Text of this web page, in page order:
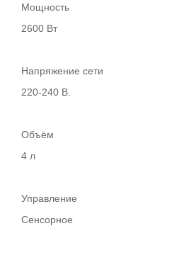
Мощность
2600 Вт
Напряжение сети
220-240 В.
Объём
4 л
Управление
Сенсорное